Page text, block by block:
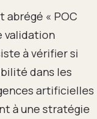
abrégé « POC
validation
à vérifier si
dans les
artificielles
à une stratégie